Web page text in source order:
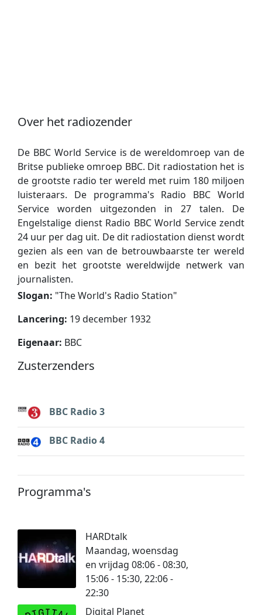
Over het radiozender
De BBC World Service is de wereldomroep van de
Britse publieke omroep BBC. Dit radiostation het is
de grootste radio ter wereld met ruim 180 miljoen
luisteraars. De programma's Radio BBC World
Service worden uitgezonden in 27 talen. De
Engelstalige dienst Radio BBC World Service zendt
24 uur per dag uit. De dit radiostation dienst wordt
gezien als een van de betrouwbaarste ter wereld
en bezit het grootste wereldwijde netwerk van
journalisten.
Slogan: "The World's Radio Station"
Lancering: 19 december 1932
Eigenaar: BBC
Zusterzenders
BBC Radio 3
BBC Radio 4
Programma's
HARDtalk
Maandag, woensdag
en vrijdag 08:06 - 08:30,
15:06 - 15:30, 22:06 -
22:30
Digital Planet